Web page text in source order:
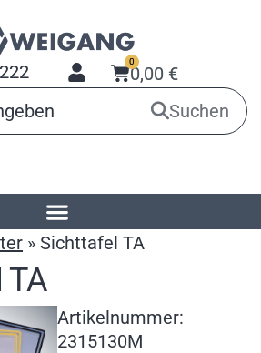
0,00 €
0
Suchen
»Aushangsysteme
» Sichttafel TA
Artikelnummer:
2315130M